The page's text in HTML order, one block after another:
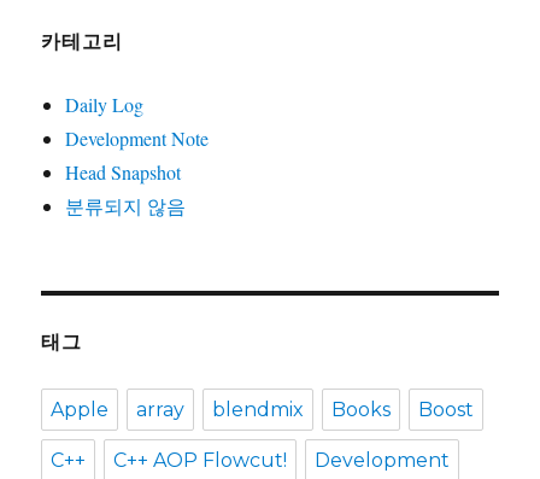
카테고리
Daily Log
Development Note
Head Snapshot
분류되지 않음
태그
Apple array blendmix Books Boost
C++ C++ AOP Flowcut! Development